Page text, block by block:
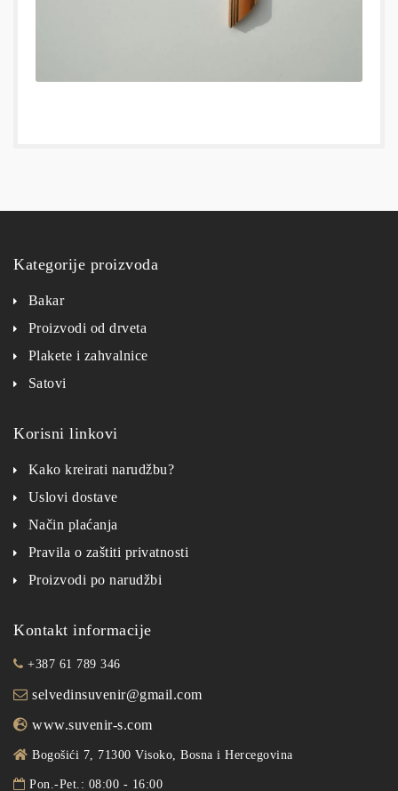
Kategorije proizvoda
Bakar
Proizvodi od drveta
Plakete i zahvalnice
Satovi
Korisni linkovi
Kako kreirati narudžbu?
Uslovi dostave
Način plaćanja
Pravila o zaštiti privatnosti
Proizvodi po narudžbi
Kontakt informacije
+387 61 789 346
selvedinsuvenir@gmail.com
www.suvenir-s.com
Bogošići 7, 71300 Visoko, Bosna i Hercegovina
Pon.-Pet.: 08:00 - 16:00